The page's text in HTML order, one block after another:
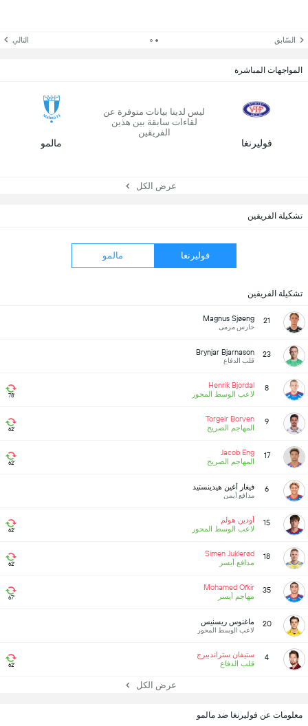
تشكيلة الفريقين
فوليرنغا مالمو
تشكيلة الفريقين
21
Magnus Sjøeng
حارس مرمى
23
Brynjar Bjarnason
قلب الدفاع
8
Henrik Bjordal
لاعب الوسط المحور
78'
9
Torgeir Borven
المهاجم الصريح
62'
17
Jacob Eng
المهاجم الصريح
62'
6 فيغار أغين هيدينستيد
مدافع أيمن
15
أودين هولم
لاعب الوسط المحور
62'
18
Simen Juklerød
مدافع أيسر
62'
35
Mohamed Ofkir
مهاجم أيسر
67'
20 ماغنوس ريسنيس
لاعب الوسط المحور
4
ستيفان ستراندبيرج
قلب الدفاع
62'
عرض الكل
السّابق التالي
المواجهات المباشرة
فوليرنغا
ليس لدينا بيانات متوفرة عن
لقاءات سابقة بين هذين
الفريقين
مالمو
عرض الكل
معلومات عن فوليرنغا ضد مالمو